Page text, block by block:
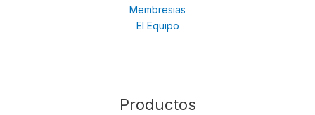
Membresias
El Equipo
Productos